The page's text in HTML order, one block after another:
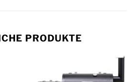
PRODUKTE